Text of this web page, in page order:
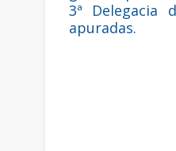
3ª Delegacia
apuradas.